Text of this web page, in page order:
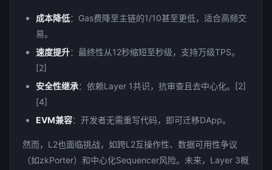
成本降低：Gas费降至主链的1/10甚至更低，适合高频交
易。
速度提升：最终性从12秒缩短至秒级，支持万级TPS。
[2]
安全性继承：依赖Layer 1共识，抗审查且去中心化。[2]
[4]
EVM兼容：开发者无需重写代码，即可迁移DApp。
然而，L2也面临挑战，如跨L2互操作性、数据可用性争议
（如zkPorter）和中心化Sequencer风险。未来，Layer 3概